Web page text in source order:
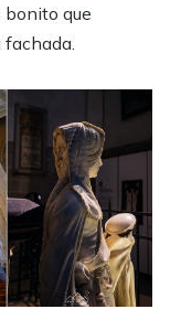
bonito que